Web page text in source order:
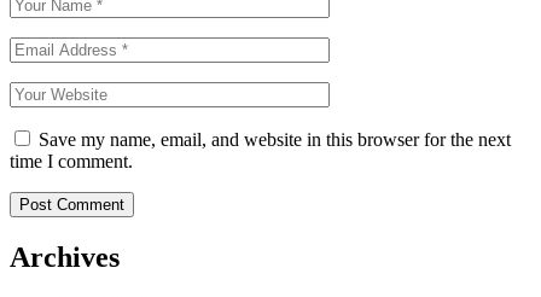
Save my name, email, and website in this browser for the next
time I comment.
Archives